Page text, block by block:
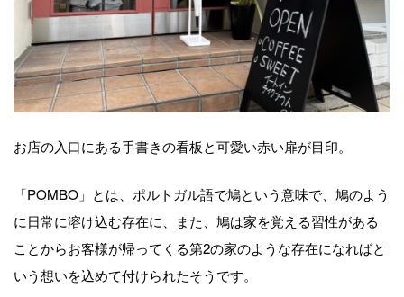
お店の入口にある手書きの看板と可愛い赤い扉が目印。
「POMBO 」とは、ポルトガル語で鳩という意味で、鳩のよう
に日常に溶け込む存在に、また、鳩は家を覚える習性がある
ことからお客様が帰ってくる第2の家のような存在になればと
いう想いを込めて付けられたそうです。